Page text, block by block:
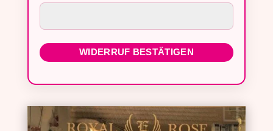
WIDERRUF BESTÄTIGEN